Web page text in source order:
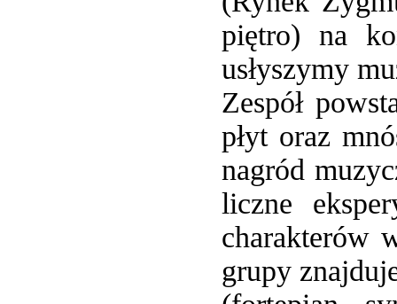
piętro) na
usłyszymy
Zespół
płyt oraz
nagród
liczne
charakterów
grupy